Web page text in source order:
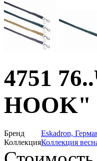
4751
HOOK"
Бренд
Eskadron,
КоллекцияКоллекция